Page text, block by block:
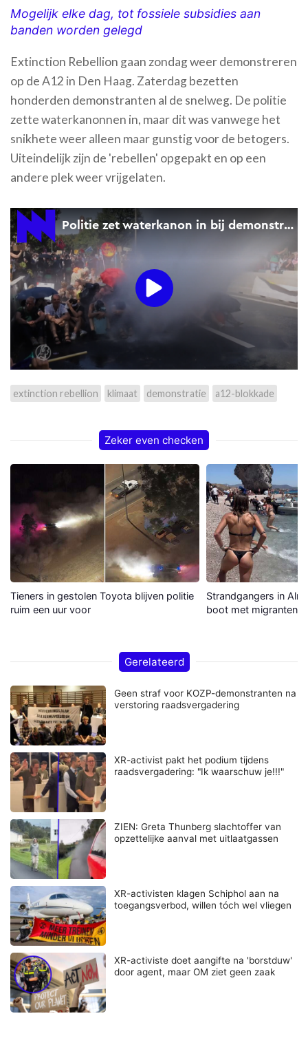
Mogelijk elke dag, tot fossiele subsidies aan
banden worden gelegd
Extinction Rebellion gaan zondag weer demonstreren
op de A12 in Den Haag. Zaterdag bezetten
honderden demonstranten al de snelweg. De politie
zette waterkanonnen in, maar dit was vanwege het
snikhete weer alleen maar gunstig voor de betogers.
Uiteindelijk zijn de 'rebellen' opgepakt en op een
andere plek weer vrijgelaten.
extinction rebellion klimaat demonstratie a12-blokkade
Zeker even checken
Tieners in gestolen Toyota blijven politie
ruim een uur voor
Strandgangers in
boot met migranten
Gerelateerd
Geen straf voor KOZP-demonstranten na
verstoring raadsvergadering
XR-activist pakt het podium tijdens
raadsvergadering: "Ik waarschuw je!!!"
ZIEN: Greta Thunberg slachtoffer van
opzettelijke aanval met uitlaatgassen
XR-activisten klagen Schiphol aan na
toegangsverbod, willen tóch wel vliegen
XR-activiste doet aangifte na 'borstduw'
door agent, maar OM ziet geen zaak